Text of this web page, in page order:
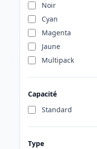
Noir
Cyan
Magenta
Jaune
Multipack
Capacité
Standard
Type